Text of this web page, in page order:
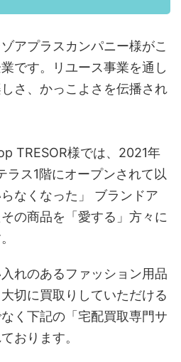
アプラスカンパニー様がこ
です。リユース事業を通し
さ、かっこよさを伝播され
TRESOR様では、2021年
ラス1階にオープンされて以
なくなった」 ブランドア
の商品を「愛する」方々に
れのあるファッション用品
切に買取りしていただける
く下記の「宅配買取専門サ
おります。